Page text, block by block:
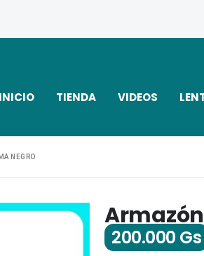
INICIO TIENDA VIDEOS
NEGRO
200.000 Gs